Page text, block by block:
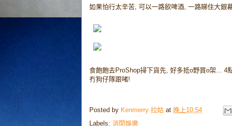
如果怕行太辛苦, 可以一路飲啤酒, 一路睇住大銀
食飽飽去ProShop掃下貨先, 好多抵o野買o架...
冇狗仔隊跟啫!
Posted by Kenmerry 拉姑 at 晚上10:54
Labels: 消閒娛樂